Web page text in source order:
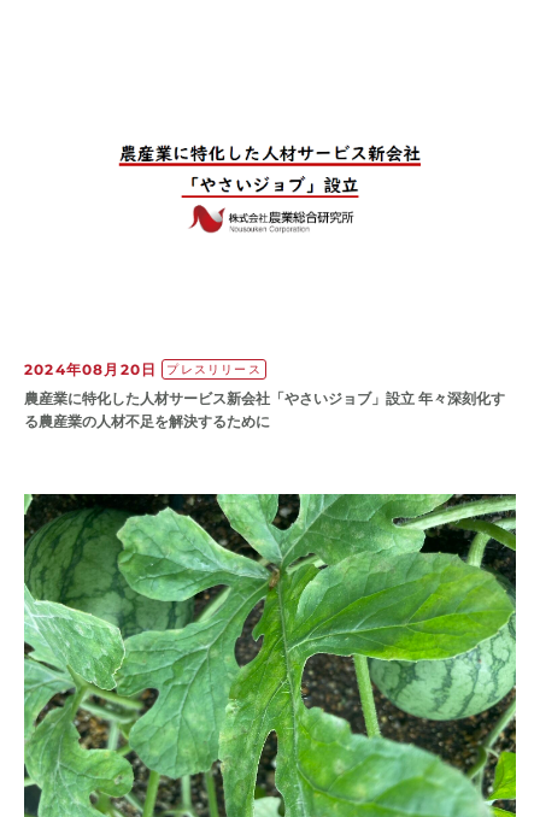
2024年08月20日 プレスリリース
農産業に特化した人材サービス新会社「やさいジョブ」設立 年々深刻化す
る農産業の人材不足を解決するために